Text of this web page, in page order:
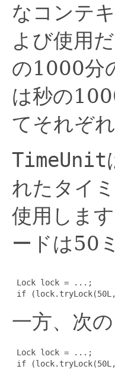
なコンテ
よび使用
の1000分
は秒の
てそれぞ
TimeUnit
れたタイ
使用します
ードは50
Lock lock = ...;
if (lock.tryLock(50L,
一方、次
Lock lock = ...;
if (lock.tryLock(50L,